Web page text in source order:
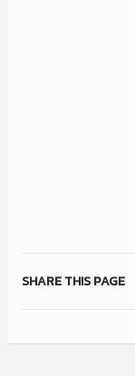
SHARE THIS PAGE